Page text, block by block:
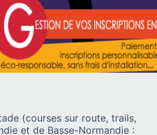
(courses sur route, trails,
et de Basse-Normandie :